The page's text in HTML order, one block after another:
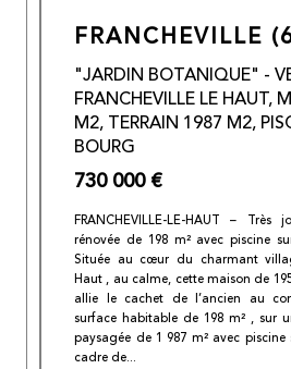
FRANCHEVILLE
"JARDIN BOTANIQUE" -
FRANCHEVILLE LE HAUT,
M2, TERRAIN 1987 M2,
BOURG
730 000 €
FRANCHEVILLE-LE-HAUT –
rénovée de 198 m² avec piscine
Située au cœur du charmant
Haut , au calme, cette maison de
allie le cachet de l’ancien au
surface habitable de 198 m² , sur
paysagée de 1 987 m² avec piscine
cadre de...